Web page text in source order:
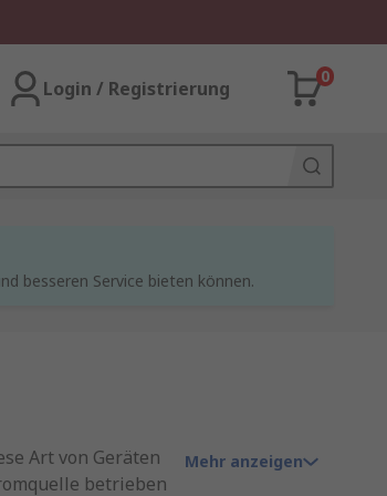
Login / Registrierung
0
besseren Service bieten können.
Art von Geräten
betrieben
Mehr anzeigen